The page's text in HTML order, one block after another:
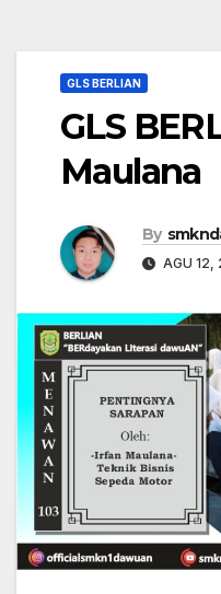
GLS BERLIAN
GLS
Maulana
By
AGU 12,